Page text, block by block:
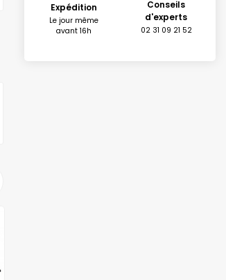
Expédition
Le jour même
avant 16h
Conseils
d'experts
02 31 09 21 52